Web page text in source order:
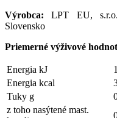
Výrobca: LPT EU,
Slovensko
Priemerné výživové
Energia kJ
Energia kcal
Tuky g
z toho nasýtené mast.